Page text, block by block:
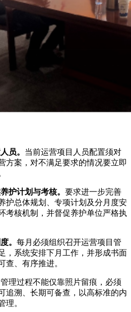
员。 当前运营项目人员配置须对
方案，对不满足要求的情况要立即
护计划与考核。要求进一步完善
护总体规划、专项计划及分月度安
考核机制，并督促养护单位严格执
。每月必须组织召开运营项目管
，系统安排下月工作，并形成书面
查、有序推进。
管理过程不能仅靠照片留痕，必须
追溯、长期可备查，以高标准的内
理。